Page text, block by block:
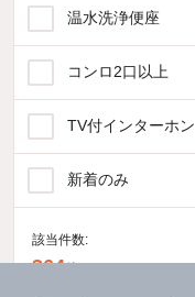
温水洗浄便座
コンロ2口以上
TV付インターホン
新着のみ
該当件数:
364件